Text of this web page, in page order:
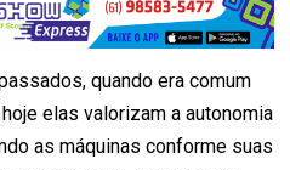
quando era comum
elas valorizam a autonomia
as máquinas conforme suas